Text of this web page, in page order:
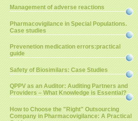
Management of adverse reactions
Pharmacovigilance in Special Populations.
Case studies
Prevenetion medication errors:practical
guide
Safety of Biosimilars: Case Studies
QPPV as an Auditor: Auditing Partners and
Providers – What Knowledge is Essential?
How to Choose the "Right" Outsourcing
Company in Pharmacovigilance: A Practical